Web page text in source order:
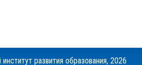
развития образования, 2026